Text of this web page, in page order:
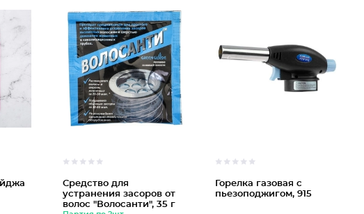
Средство для
устранения засоров от
волос "Волосанти", 35 г
Горелка газовая с
пьезоподжигом, 915